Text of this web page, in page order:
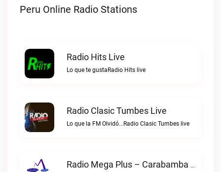
Peru Online Radio Stations
Radio Hits Live
Lo que te gustaRadio Hits live
Radio Clasic Tumbes Live
Lo que la FM Olvidó...Radio Clasic Tumbes live
Radio Mega Plus – Carabamba Live